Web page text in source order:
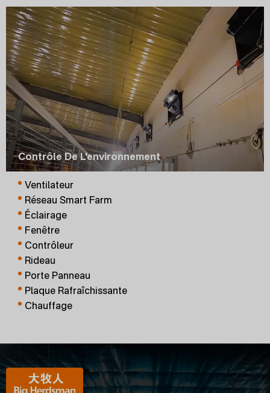
Contrôle De L'environnement
Ventilateur
Réseau Smart Farm
Éclairage
Fenêtre
Contrôleur
Rideau
Porte Panneau
Plaque Rafraîchissante
Chauffage